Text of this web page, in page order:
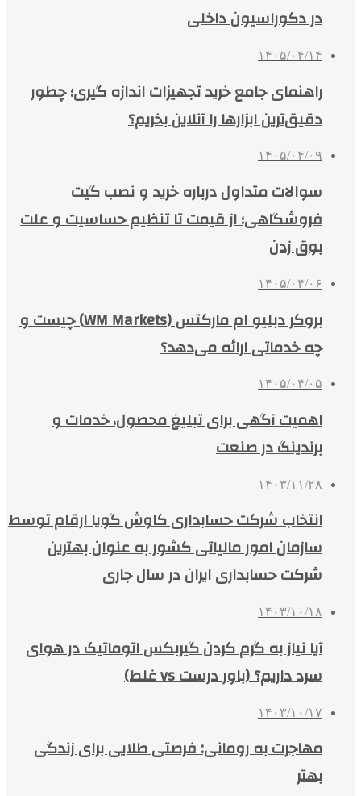
در دکوراسیون داخلی
۱۴۰۵/۰۴/۱۴
راهنمای جامع خرید تجهیزات اندازه گیری؛ چطور
دقیق‌ترین ابزارها را آنلاین بخریم؟
۱۴۰۵/۰۴/۰۹
سوالات متداول درباره خرید و نصب گیت
فروشگاهی؛ از قیمت تا تنظیم حساسیت و علت
بوق زدن
۱۴۰۵/۰۴/۰۶
بروکر دبلیو ام مارکتس (WM Markets) چیست و
چه خدماتی ارائه می‌دهد؟
۱۴۰۵/۰۴/۰۵
اهمیت آگهی برای تبلیغ محصول، خدمات و
برندینگ در صنعت
۱۴۰۳/۱۱/۲۸
انتخاب شرکت حسابداری کاوش گویا ارقام توسط
سازمان امور مالیاتی کشور به عنوان بهترین
شرکت حسابداری ایران در سال جاری
۱۴۰۳/۱۰/۱۸
آیا نیاز به گرم کردن گیربکس اتوماتیک در هوای
سرد داریم؟ (باور درست vs غلط)
۱۴۰۳/۱۰/۱۷
مهاجرت به رومانی: فرصتی طلایی برای زندگی
بهتر